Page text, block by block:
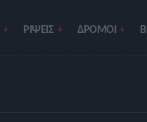
ΡIΨΕΙΣ ΔΡΟΜΟΙ